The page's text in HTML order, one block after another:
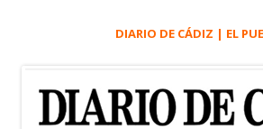
DIARIO DE CÁDIZ | EL